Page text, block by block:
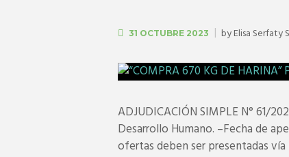
31 OCTUBRE 2023 byElisa Serfaty
ADJUDICACIÓN SIMPLE N° 61/
Desarrollo Humano. –Fecha de
ofertas deben ser presentadas vía